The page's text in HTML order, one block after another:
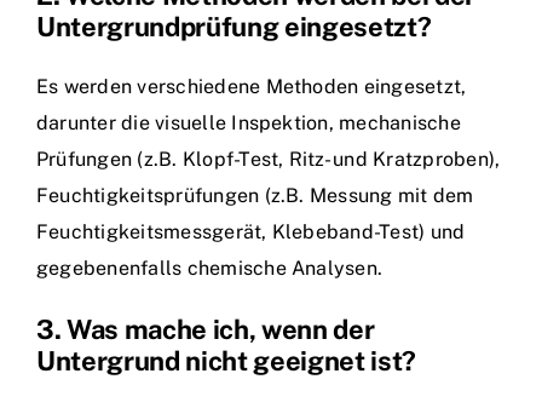
Untergrundprüfung eingesetzt?
Es werden verschiedene Methoden eingesetzt,
darunter die visuelle Inspektion, mechanische
Prüfungen (z.B. Klopf-Test, Ritz- und Kratzproben),
Feuchtigkeitsprüfungen (z.B. Messung mit dem
Feuchtigkeitsmessgerät, Klebeband-Test) und
gegebenenfalls chemische Analysen.
3. Was mache ich, wenn der
Untergrund nicht geeignet ist?